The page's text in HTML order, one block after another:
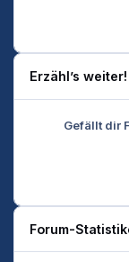
Erzähl’s weiter!
Gefällt dir
Forum-